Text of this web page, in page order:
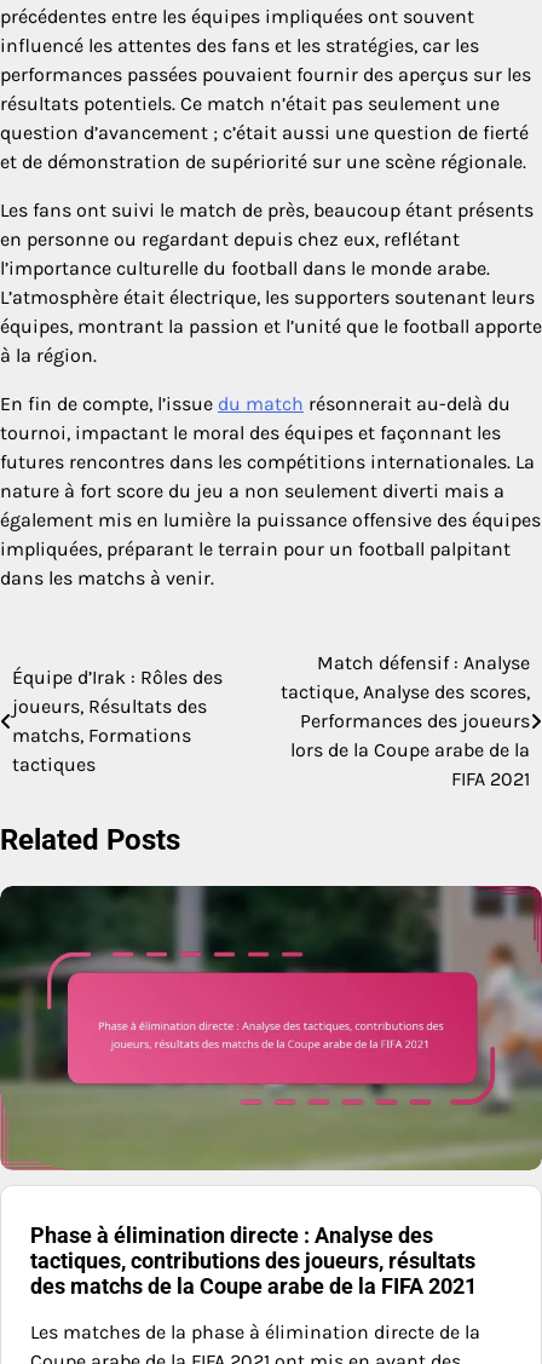
précédentes entre les équipes impliquées ont souvent
influencé les attentes des fans et les stratégies, car les
performances passées pouvaient fournir des aperçus sur les
résultats potentiels. Ce match n’était pas seulement une
question d’avancement ; c’était aussi une question de fierté
et de démonstration de supériorité sur une scène régionale.
Les fans ont suivi le match de près, beaucoup étant présents
en personne ou regardant depuis chez eux, reflétant
l’importance culturelle du football dans le monde arabe.
L’atmosphère était électrique, les supporters soutenant leurs
équipes, montrant la passion et l’unité que le football apporte
à la région.
En fin de compte, l’issue du match résonnerait au-delà du
tournoi, impactant le moral des équipes et façonnant les
futures rencontres dans les compétitions internationales. La
nature à fort score du jeu a non seulement diverti mais a
également mis en lumière la puissance offensive des équipes
impliquées, préparant le terrain pour un football palpitant
dans les matchs à venir.
Post
navigation
Équipe d’Irak : Rôles des
joueurs, Résultats des
matchs, Formations
tactiques
Match défensif : Analyse
tactique, Analyse des scores,
Performances des joueurs
lors de la Coupe arabe de la
FIFA 2021
Related Posts
Phase à élimination directe : Analyse des
tactiques, contributions des joueurs, résultats
des matchs de la Coupe arabe de la FIFA 2021
Les matches de la phase à élimination directe de la